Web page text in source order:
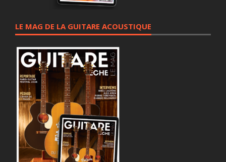
LE MAG DE LA GUITARE ACOUSTIQUE